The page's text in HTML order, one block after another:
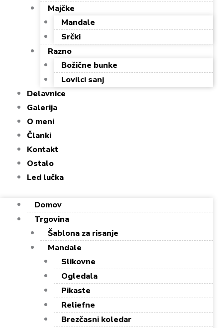
Majčke
Mandale
Srčki
Razno
Božične bunke
Lovilci sanj
Delavnice
Galerija
O meni
Članki
Kontakt
Ostalo
Led lučka
Domov
Trgovina
Šablona za risanje
Mandale
Slikovne
Ogledala
Pikaste
Reliefne
Brezčasni koledar